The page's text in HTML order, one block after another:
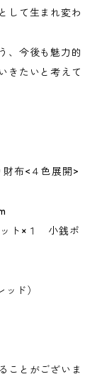
して生まれ変わ
、今後も魅力的
きたいと考えて
布<４色展開>
ト×１ 小銭ポ
ド）
ことがございま